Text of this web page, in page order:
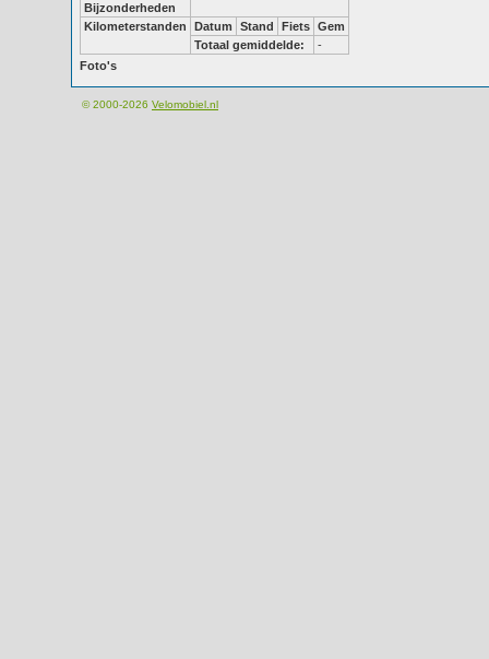
Bijzonderheden
Kilometerstanden
Datum Stand Fiets Gem
Totaal gemiddelde:
-
Foto's
© 2000-2026 Velomobiel.nl